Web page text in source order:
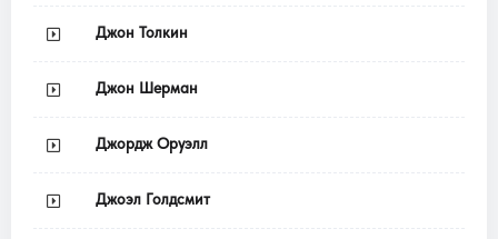
Джон Толкин
Джон Шерман
Джордж Оруэлл
Джоэл Голдсмит